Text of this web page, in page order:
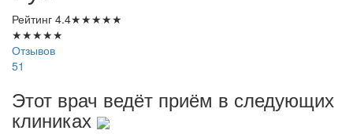
Рейтинг 4.4★★★★★
★★★★★
Отзывов
51
Этот врач ведёт приём в следующих
клиниках